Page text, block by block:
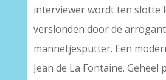
interviewer wordt ten slotte
verslonden door de
mannetjesputter. Een
Jean de La Fontaine. Geheel